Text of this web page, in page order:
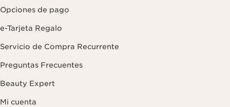
Opciones de pago
e-Tarjeta Regalo
Servicio de Compra Recurrente
Preguntas Frecuentes
Beauty Expert
Mi cuenta